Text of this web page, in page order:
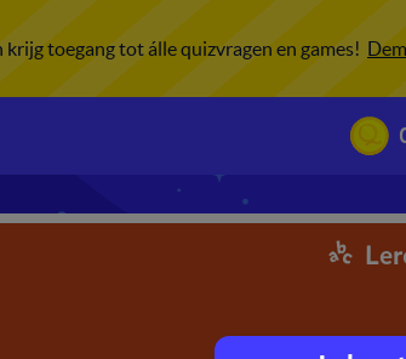
krijg toegang tot álle quizvragen en games!